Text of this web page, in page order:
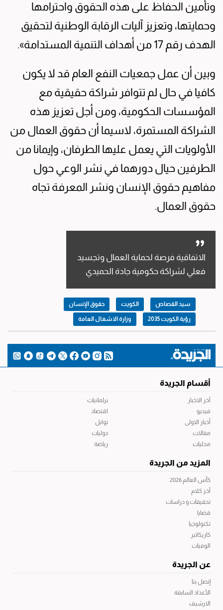
وتأمين الحفاظ على هذه الحقوق واحترامها
وحمايتها، وتعزيز آليات الرقابة الوطنية لتحقيق
الهدف رقم 17 من أهداف التنمية المستدامة».
وبين أن عمل جمعيات النفع العام قد لا يكون
كافيا في حال لم تتوافر شراكة حقيقية مع
المؤسسات الحكومية، ومن أجل تعزيز هذه
الشراكة المستمرة، لاسيما أن حقوق العمال من
الأولويات التي يعمل عليها الطرفان، وإيمانا من
الطرفين حيال دورهما في نشر الوعي حول
مفاهيم حقوق الإنسان ونشر المعرفة تجاه
حقوق العمال.
الاتفاقية فرصة لحماية العمال وتجسيد
فعلي لشراكة حكومية جادة الحميدي
سيد القصاص الكويت حقوق الإنسان
رؤية الكويت 2035 وزارة الاشغال العامة
أقسام الجريدة
آخر الاخبار
فيديو
أخبار الاولى
مقالات
محليات
برلمانيات
اقتصاد
توابل
دوليات
رياضة
المزيد من الجريدة
كأس العالم 2026
آخر كلام
تحقيقات و دراسات
قضايا
تكنولوجيا
كاريكاتير
الوفيات
عن الجريدة
إتصل بنا
الأعداد السابقة
الارشيف